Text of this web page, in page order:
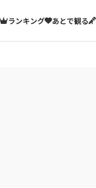
ランキング あとで観る